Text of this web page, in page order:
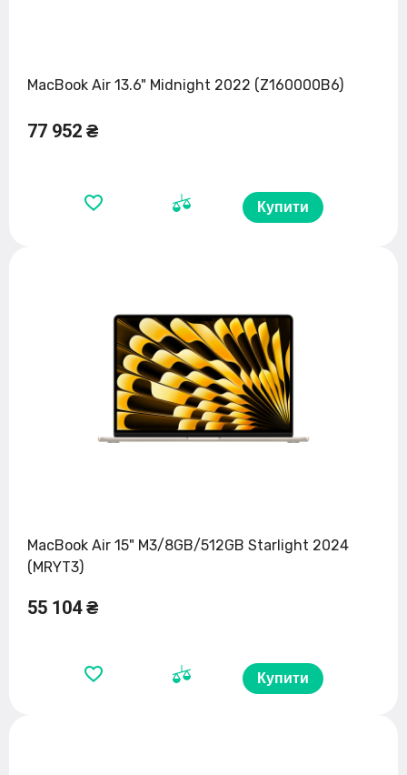
MacBook Air 13.6" Midnight 2022 (Z160000B6)
77 952 ₴
Купити
MacBook Air 15" M3/8GB/512GB Starlight 2024
(MRYT3)
55 104 ₴
Купити